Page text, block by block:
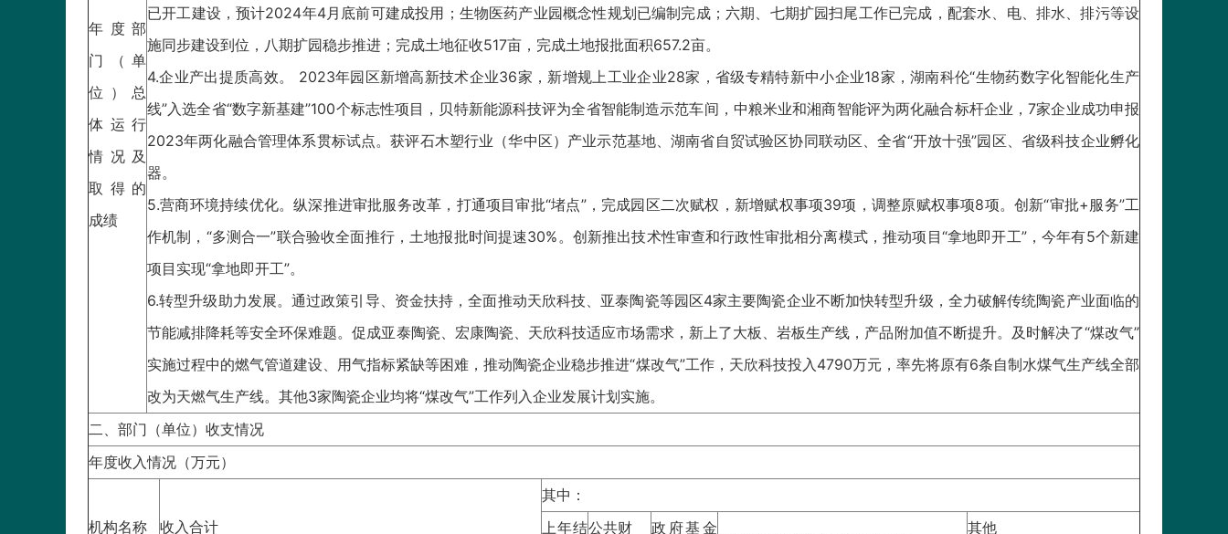
年度部
门（单
位）总
体运行
情况及
取得的
成绩
已开工建设，预计2024年4月底前可建成投用；生物医药产业园概念性规划已编制完成；六期、七期扩园扫尾工作已完成，配套水、电、排水、排污等设
施同步建设到位，八期扩园稳步推进；完成土地征收517亩，完成土地报批面积657.2亩。
4.企业产出提质高效。 2023年园区新增高新技术企业36家，新增规上工业企业28家，省级专精特新中小企业18家，湖南科伦“生物药数字化智能化生产
线”入选全省“数字新基建”100个标志性项目，贝特新能源科技评为全省智能制造示范车间，中粮米业和湘商智能评为两化融合标杆企业，7家企业成功申报
2023年两化融合管理体系贯标试点。获评石木塑行业（华中区）产业示范基地、湖南省自贸试验区协同联动区、全省“开放十强”园区、省级科技企业孵化
器。
5.营商环境持续优化。纵深推进审批服务改革，打通项目审批“堵点”，完成园区二次赋权，新增赋权事项39项，调整原赋权事项8项。创新“审批+服务”工
作机制，“多测合一”联合验收全面推行，土地报批时间提速30%。创新推出技术性审查和行政性审批相分离模式，推动项目“拿地即开工”，今年有5个新建
项目实现“拿地即开工”。
6.转型升级助力发展。通过政策引导、资金扶持，全面推动天欣科技、亚泰陶瓷等园区4家主要陶瓷企业不断加快转型升级，全力破解传统陶瓷产业面临的
节能减排降耗等安全环保难题。促成亚泰陶瓷、宏康陶瓷、天欣科技适应市场需求，新上了大板、岩板生产线，产品附加值不断提升。及时解决了“煤改气”
实施过程中的燃气管道建设、用气指标紧缺等困难，推动陶瓷企业稳步推进“煤改气”工作，天欣科技投入4790万元，率先将原有6条自制水煤气生产线全部
改为天燃气生产线。其他3家陶瓷企业均将“煤改气”工作列入企业发展计划实施。
二、部门（单位）收支情况
年度收入情况（万元）
机构名称 收入合计
其中：
上年结公共财
政府基金
其他